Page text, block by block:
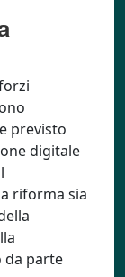
previsto
digitale
riforma sia
da parte